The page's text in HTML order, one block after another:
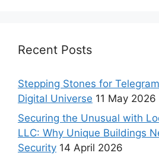
Recent Posts
Stepping Stones for
Digital Universe 11 May 2026
Securing the Unusual with
LLC: Why Unique Buildings
Security 14 April 2026